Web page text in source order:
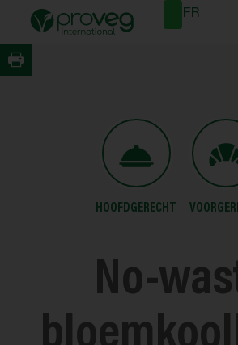
de
inhoud
FR
HOOFDGERECHT
No-